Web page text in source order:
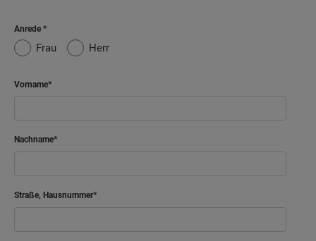
Anrede
Frau Herr
Vorname
Nachname
Straße, Hausnummer